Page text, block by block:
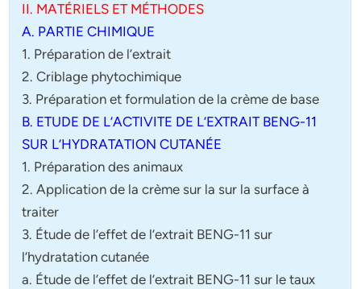
II. MATÉRIELS ET MÉTHODES
A. PARTIE CHIMIQUE
1. Préparation de l’extrait
2. Criblage phytochimique
3. Préparation et formulation de la crème de base
B. ETUDE DE L’ACTIVITE DE L’EXTRAIT BENG-11
SUR L’HYDRATATION CUTANÉE
1. Préparation des animaux
2. Application de la crème sur la sur la surface à
traiter
3. Étude de l’effet de l’extrait BENG-11 sur
l’hydratation cutanée
a. Étude de l’effet de l’extrait BENG-11 sur le taux